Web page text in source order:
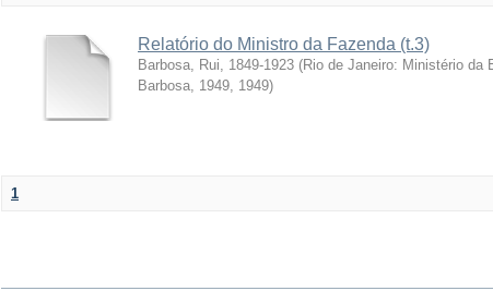
Relatório do Ministro da Fazenda (t.3)
Barbosa, Rui, 1849-1923 (Rio de Janeiro: Ministério da
Barbosa, 1949, 1949)
1